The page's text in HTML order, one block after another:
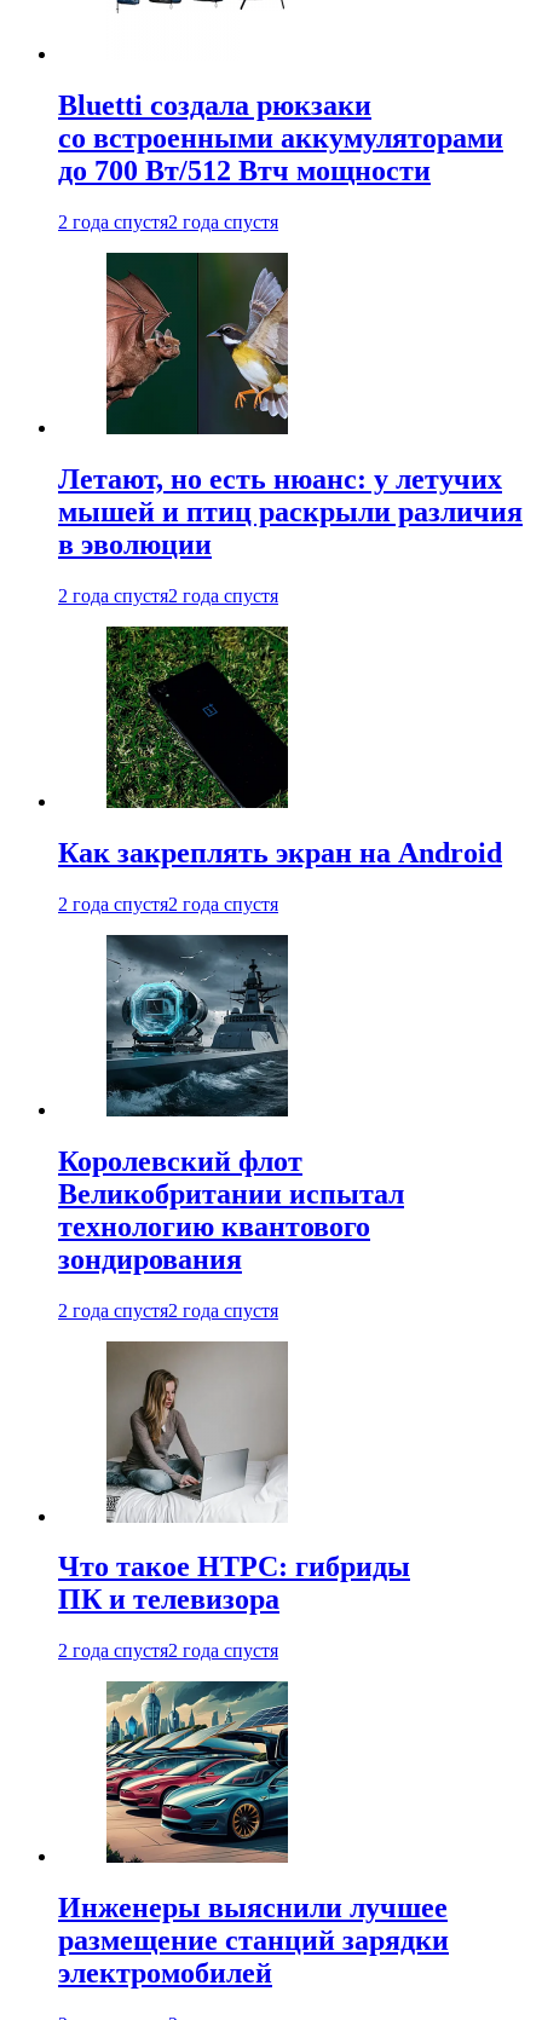
Bluetti создала рюкзаки
со встроенными аккумуляторами
до 700 Вт/512 Втч мощности
2 года спустя2 года спустя
Летают, но есть нюанс: у летучих
мышей и птиц раскрыли различия
в эволюции
2 года спустя2 года спустя
Как закреплять экран на Android
2 года спустя2 года спустя
Королевский флот
Великобритании испытал
технологию квантового
зондирования
2 года спустя2 года спустя
Что такое HTPC: гибриды
ПК и телевизора
2 года спустя2 года спустя
Инженеры выяснили лучшее
размещение станций зарядки
электромобилей